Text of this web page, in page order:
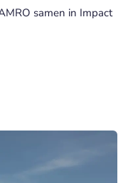
samen in Impact